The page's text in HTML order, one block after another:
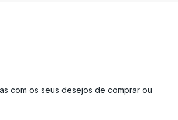
com os seus desejos de comprar ou